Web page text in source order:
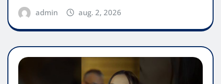
admin aug. 2, 2026